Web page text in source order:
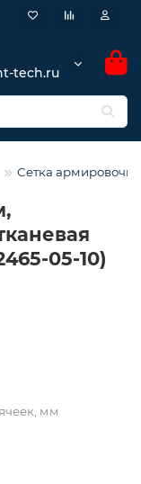
tech.ru
Сетка
05-10)
мм